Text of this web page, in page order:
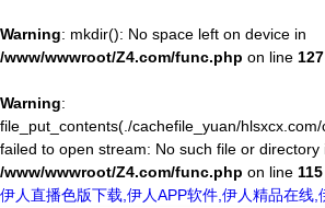
Warning: mkdir(): No space left on device in
/www/wwwroot/Z4.com/func.php on line 127
Warning:
file_put_contents(./cachefile_yuan/
failed to open stream: No such file or directory
/www/wwwroot/Z4.com/func.php on line 115
伊人直播色版下载,伊人APP软件,伊人精品在线,